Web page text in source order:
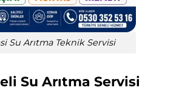
Su Arıtma Teknik Servisi
Su Arıtma Servisi